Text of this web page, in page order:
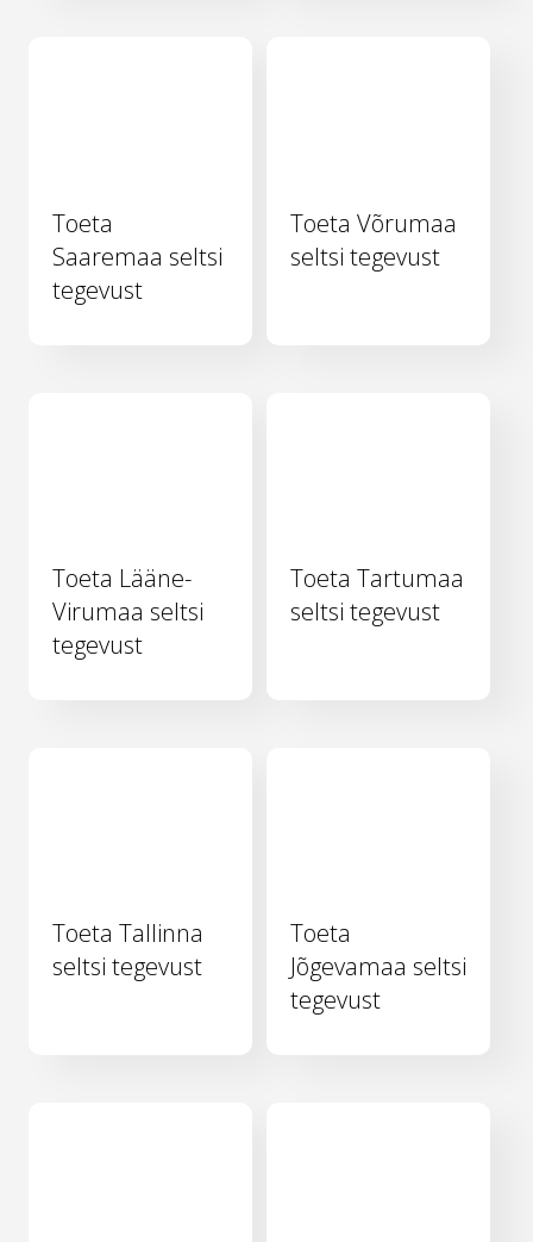
Toeta
Saaremaa seltsi
tegevust
Toeta Võrumaa
seltsi tegevust
Toeta Lääne-
Virumaa seltsi
tegevust
Toeta Tartumaa
seltsi tegevust
Toeta Tallinna
seltsi tegevust
Toeta
Jõgevamaa seltsi
tegevust